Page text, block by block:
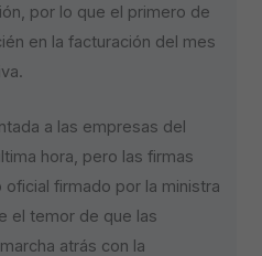
por lo que el primero de
en la facturación del mes
a las empresas del
hora, pero las firmas
firmado por la ministra
el temor de que las
atrás con la